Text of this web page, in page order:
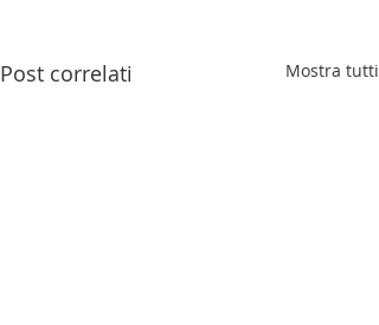
Post correlati Mostra tutti